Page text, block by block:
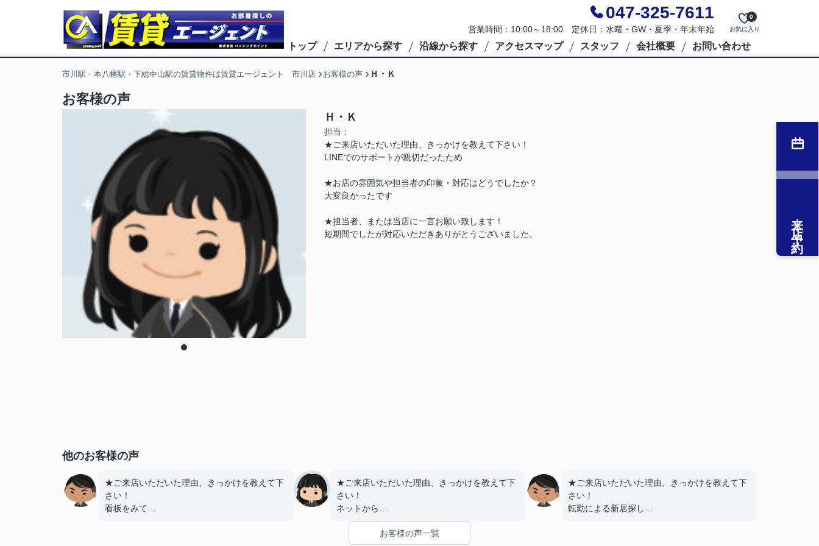
047-325-7611
営業時間：10:00～18:00 定休日：水曜・GW・夏季・年末年始 お気に入り
0
トップ エリアから探す 沿線から探す アクセスマップ スタッフ 会社概要 お問い合わせ
市川駅・本八幡駅・下総中山駅の賃貸物件は賃貸エージェント 市川店 お客様の声 Ｈ・Ｋ
お客様の声
Ｈ・Ｋ
担当：
★ご来店いただいた理由、きっかけを教えて下さい！
LINEでのサポートが親切だったため
★お店の雰囲気や担当者の印象・対応はどうでしたか？
大変良かったです
★担当者、または当店に一言お願い致します！
短期間でしたが対応いただきありがとうございました。
他のお客様の声
★ご来店いただいた理由、きっかけを教えて下
さい！
看板をみて
★ご来店いただいた理由、きっかけを教えて下
さい！
ネットから
★お店の雰囲気や担当者の印象・対応はどうで
★ご来店いただいた理由、きっかけを教えて下
さい！
転勤による新居探し
お客様の声一覧
来店予約